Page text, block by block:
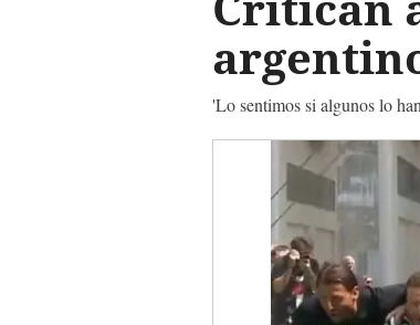
'Lo sentimos si algunos lo